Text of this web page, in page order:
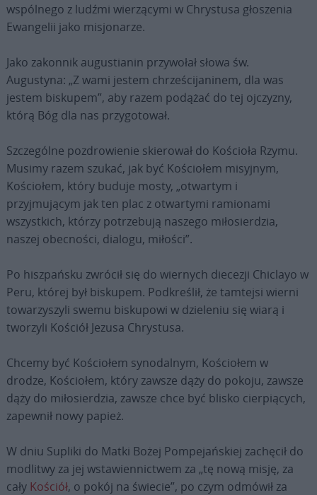
wspólnego z ludźmi wierzącymi w Chrystusa głoszenia
Ewangelii jako misjonarze.
Jako zakonnik augustianin przywołał słowa św.
Augustyna: „Z wami jestem chrześcijaninem, dla was
jestem biskupem”, aby razem podążać do tej ojczyzny,
którą Bóg dla nas przygotował.
Szczególne pozdrowienie skierował do Kościoła Rzymu.
Musimy razem szukać, jak być Kościołem misyjnym,
Kościołem, który buduje mosty, „otwartym i
przyjmującym jak ten plac z otwartymi ramionami
wszystkich, którzy potrzebują naszego miłosierdzia,
naszej obecności, dialogu, miłości”.
Po hiszpańsku zwrócił się do wiernych diecezji Chiclayo w
Peru, której był biskupem. Podkreślił, że tamtejsi wierni
towarzyszyli swemu biskupowi w dzieleniu się wiarą i
tworzyli Kościół Jezusa Chrystusa.
Chcemy być Kościołem synodalnym, Kościołem w
drodze, Kościołem, który zawsze dąży do pokoju, zawsze
dąży do miłosierdzia, zawsze chce być blisko cierpiących,
zapewnił nowy papież.
W dniu Supliki do Matki Bożej Pompejańskiej zachęcił do
modlitwy za jej wstawiennictwem za „tę nową misję, za
cały Kościół, o pokój na świecie”, po czym odmówił za